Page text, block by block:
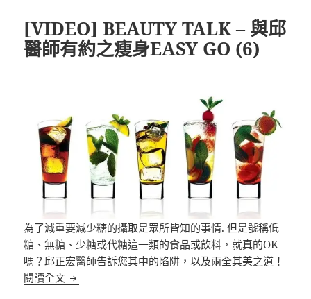
[VIDEO] BEAUTY TALK – 與邱
醫師有約之瘦身EASY GO (6)
為了減重要減少糖的攝取是眾所皆知的事情. 但是號稱低
糖、無糖、少糖或代糖這一類的食品或飲料，就真的OK
嗎？邱正宏醫師告訴您其中的陷阱，以及兩全其美之道！
閱讀全文 [VIDEO] BEAUTY TALK – 與邱醫師有約之瘦身